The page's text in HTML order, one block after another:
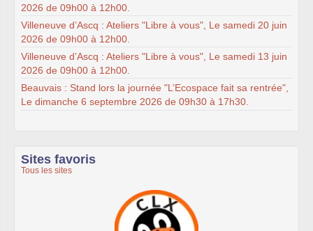
2026 de 09h00 à 12h00.
Villeneuve d’Ascq : Ateliers "Libre à vous", Le samedi 20 juin
2026 de 09h00 à 12h00.
Villeneuve d’Ascq : Ateliers "Libre à vous", Le samedi 13 juin
2026 de 09h00 à 12h00.
Beauvais : Stand lors la journée "L’Ecospace fait sa rentrée",
Le dimanche 6 septembre 2026 de 09h30 à 17h30.
Sites favoris
Tous les sites